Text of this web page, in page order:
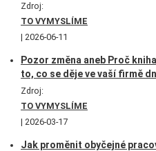
Zdroj:
TO VYMYSLÍME
2026-06-11
Pozor změna aneb Proč
to, co se děje ve vaší firmě
Zdroj:
TO VYMYSLÍME
2026-03-17
Jak proměnit obyčejné